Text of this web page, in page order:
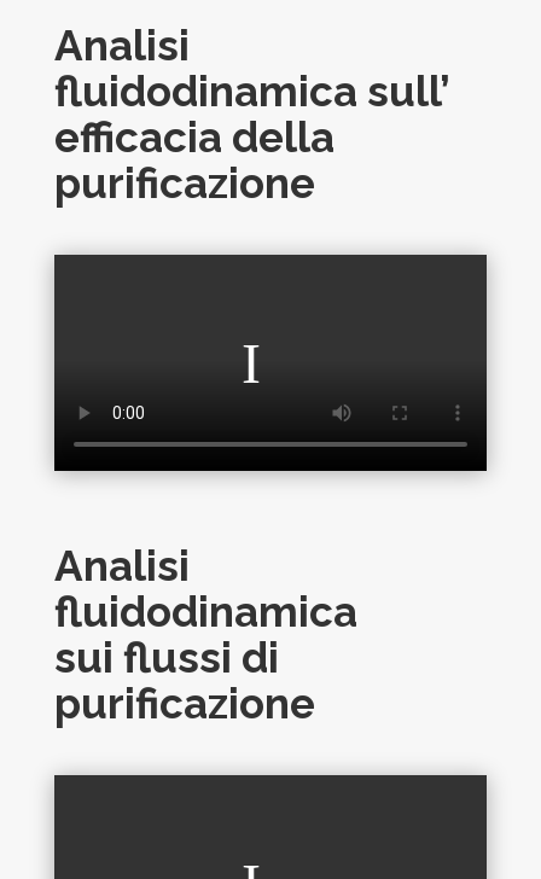
Analisi
fluidodinamica sull’
efficacia della
purificazione
Analisi
fluidodinamica
sui flussi di
purificazione